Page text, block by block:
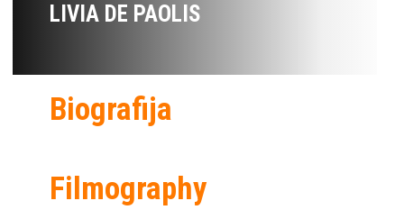
LIVIA DE PAOLIS
Biografija
Filmography